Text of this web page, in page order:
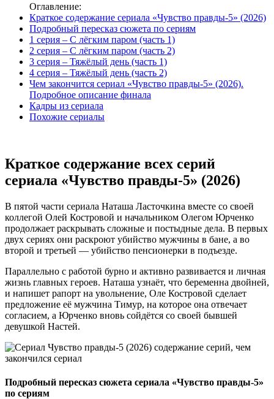
Оглавление:
Краткое содержание сериала «Чувство правды-5» (2026)
Подробный пересказ сюжета по сериям
1 серия – С лёгким паром (часть 1)
2 серия – С лёгким паром (часть 2)
3 серия – Тяжёлый день (часть 1)
4 серия – Тяжёлый день (часть 2)
Чем закончится сериал «Чувство правды-5» (2026).
Подробное описание финала
Кадры из сериала
Похожие сериалы
Краткое содержание всех серий
сериала «Чувство правды-5» (2026)
В пятой части сериала Наташа Ласточкина вместе со своей
коллегой Олей Костровой и начальником Олегом Юрченко
продолжает раскрывать сложные и постыдные дела. В первых
двух сериях они раскроют убийство мужчины в бане, а во
второй и третьей — убийство пенсионерки в подъезде.
Параллельно с работой бурно и активно развивается и личная
жизнь главных героев. Наташа узнаёт, что беременна двойней,
и напишет рапорт на увольнение, Оле Костровой сделает
предложение её мужчина Тимур, на которое она отвечает
согласием, а Юрченко вновь сойдётся со своей бывшей
девушкой Настей.
Подробный пересказ сюжета сериала «Чувство правды-5»
по сериям